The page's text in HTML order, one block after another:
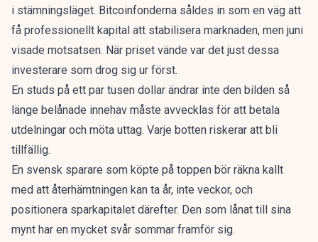
i stämningsläget. Bitcoinfonderna såldes in som en väg att
få professionellt kapital att stabilisera marknaden, men juni
visade motsatsen. När priset vände var det just dessa
investerare som drog sig ur först.
En studs på ett par tusen dollar ändrar inte den bilden så
länge belånade innehav måste avvecklas för att betala
utdelningar och möta uttag. Varje botten riskerar att bli
tillfällig.
En svensk sparare som köpte på toppen bör räkna kallt
med att återhämtningen kan ta år, inte veckor, och
positionera sparkapitalet därefter. Den som lånat till sina
mynt har en mycket svår sommar framför sig.